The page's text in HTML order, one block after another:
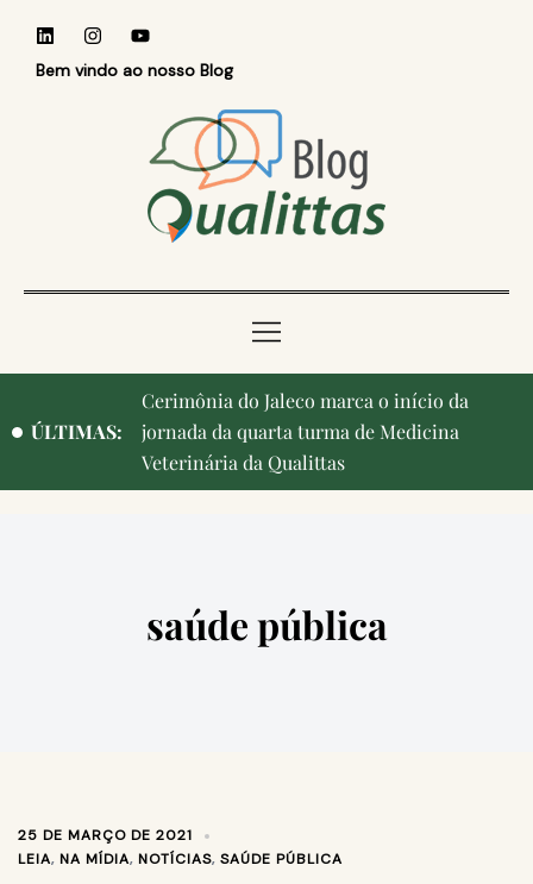
Bem vindo ao nosso Blog
ÚLTIMAS:
Cerimônia do Jaleco marca o início da
jornada da quarta turma de Medicina
Veterinária da Qualittas
saúde pública
25 DE MARÇO DE 2021
LEIA, NA MÍDIA, NOTÍCIAS, SAÚDE PÚBLICA